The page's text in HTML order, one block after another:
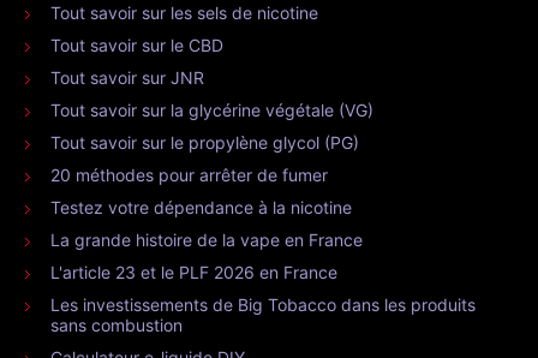
Tout savoir sur les sels de nicotine
Tout savoir sur le CBD
Tout savoir sur JNR
Tout savoir sur la glycérine végétale (VG)
Tout savoir sur le propylène glycol (PG)
20 méthodes pour arrêter de fumer
Testez votre dépendance à la nicotine
La grande histoire de la vape en France
L'article 23 et le PLF 2026 en France
Les investissements de Big Tobacco dans les produits
sans combustion